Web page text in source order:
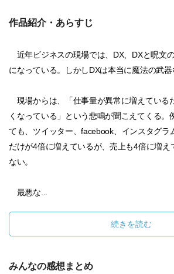
作品紹介・あらすじ
近年ビジネスの現場では、DX、DXと呪文
になっている。しかしDXは本当に魔法の武
現場からは、「仕事量が異常に増えている
くなっている」という悲鳴が聞こえてくる。
ても、ツイッター、facebook、インスタグラ
だけが4倍に増えているが、売上も4倍に増え
ない。
最悪な...
続きを読む
みんなの感想まとめ